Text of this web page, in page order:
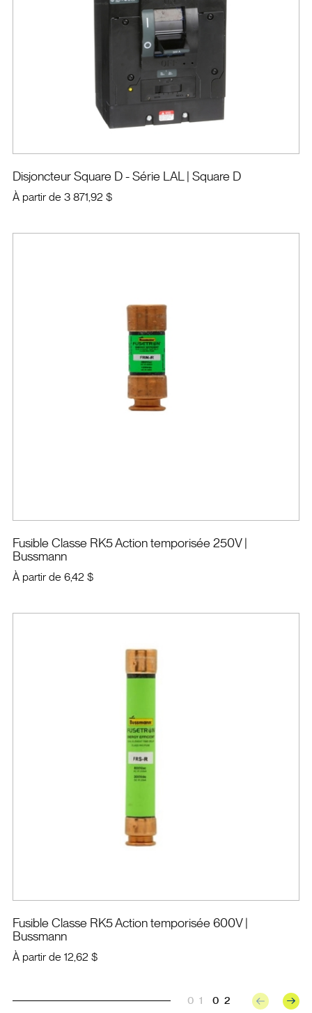
Disjoncteur Square D - Série LAL | Square D
À partir de 3 871,92 $
Fusible Classe RK5 Action temporisée 250V
Bussmann
À partir de 6,42 $
Fusible Classe RK5 Action temporisée 600V
Bussmann
À partir de 12,62 $
01 02